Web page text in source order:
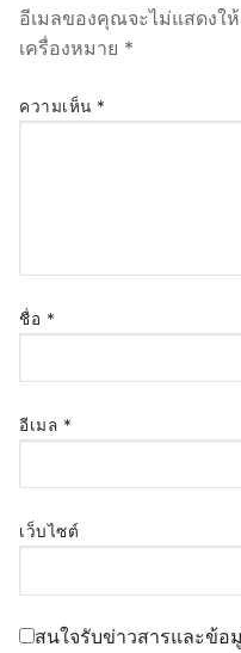
อีเมลของคุณจะไม่แสดงใ
เครื่องหมาย *
ความเห็น *
ชื่อ *
อีเมล *
เว็บไซต์
สนใจรับข่าวสารและข้อ